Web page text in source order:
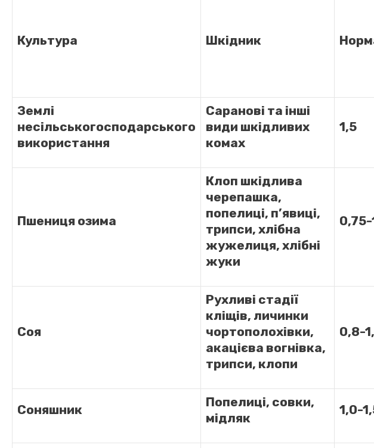
Культура Шкідник
Землі
несільськогосподарського
використання
Саранові та інші
види шкідливих
комах
1,5
Пшениця озима
Клоп шкідлива
черепашка,
попелиці, п’явиці,
трипси, хлібна
жужелиця, хлібні
жуки
0,75-
Соя
Рухливі стадії
кліщів, личинки
чортополохівки,
акацієва вогнівка,
трипси, клопи
0,8-
Соняшник
Попелиці, совки,
мідляк
1,0-